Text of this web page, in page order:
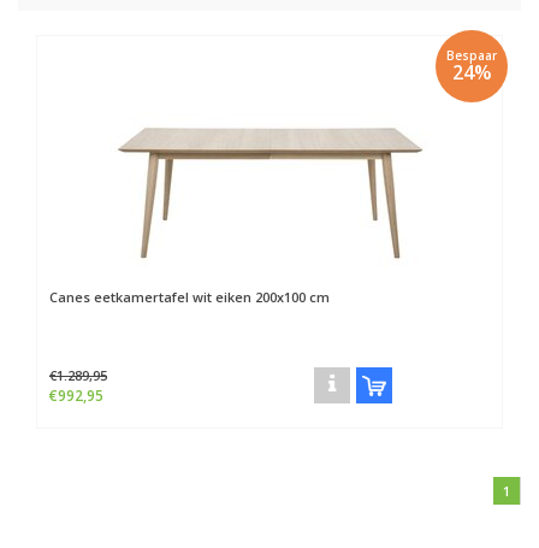
Bespaar
24%
Canes eetkamertafel wit eiken 200x100 cm
€1.289,95
€992,95
1